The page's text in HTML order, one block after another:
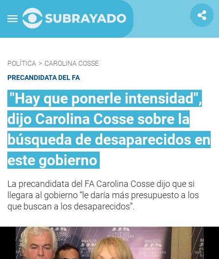
POLÍTICA > CAROLINA COSSE
PRECANDIDATA DEL FA
"Hay que ponerle intensidad",
dijo Carolina Cosse sobre la
búsqueda de desaparecidos en
este gobierno
La precandidata del FA Carolina Cosse dijo que si
llegara al gobierno “le daría más presupuesto a los
que buscan a los desaparecidos”.